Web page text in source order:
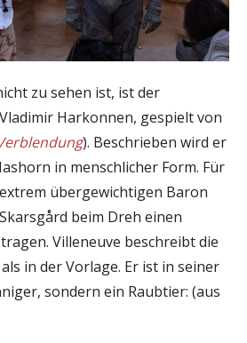
zu sehen ist, ist der
Harkonnen, gespielt von
). Beschrieben wird er
in menschlicher Form. Für
übergewichtigen Baron
beim Dreh einen
Villeneuve beschreibt die
in der Vorlage. Er ist in seiner
sondern ein Raubtier: (aus